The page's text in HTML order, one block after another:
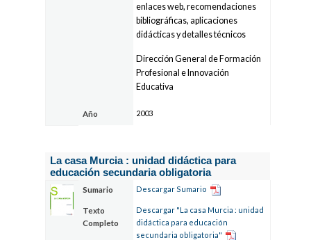
enlaces web, recomendaciones
bibliográficas, aplicaciones
didácticas y detalles técnicos
Dirección General de Formación
Profesional e Innovación
Educativa
Año 2003
La casa Murcia : unidad didáctica para
educación secundaria obligatoria
Sumario Descargar Sumario
Texto
Completo
Descargar "La casa Murcia : unidad
didáctica para educación
secundaria obligatoria"